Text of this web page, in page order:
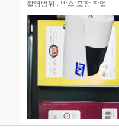
촬영범위 : 박스 포장 작업